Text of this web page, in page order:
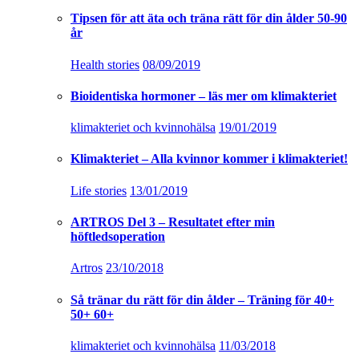
Tipsen för att äta och träna rätt för din ålder 50-90
år
Health stories 08/09/2019
Bioidentiska hormoner – läs mer om klimakteriet
klimakteriet och kvinnohälsa 19/01/2019
Klimakteriet – Alla kvinnor kommer i klimakteriet!
Life stories 13/01/2019
ARTROS Del 3 – Resultatet efter min
höftledsoperation
Artros 23/10/2018
Så tränar du rätt för din ålder – Träning för 40+
50+ 60+
klimakteriet och kvinnohälsa 11/03/2018